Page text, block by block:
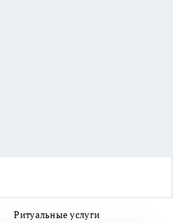
Ритуальные услуги